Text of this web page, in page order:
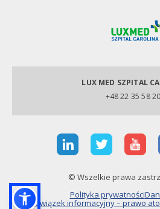
LUX MED SZPITAL
+48 22 35 58
© Wszelkie prawa
Polityka prywatności
Obowiązek informacyjny – prawo